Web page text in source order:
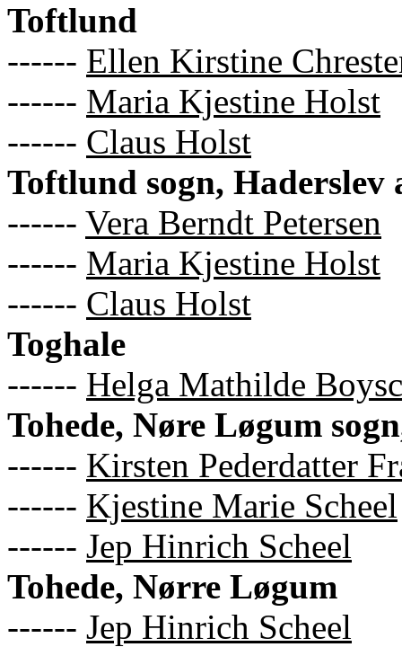
Toftlund
------ Ellen Kirstine
------ Maria Kjestine Holst
------ Claus Holst
Toftlund sogn, Haderslev
------ Vera Berndt Petersen
------ Maria Kjestine Holst
------ Claus Holst
Toghale
------ Helga Mathilde
Tohede, Nøre Løgum
------ Kirsten Pederdatter
------ Kjestine Marie Scheel
------ Jep Hinrich Scheel
Tohede, Nørre Løgum
------ Jep Hinrich Scheel